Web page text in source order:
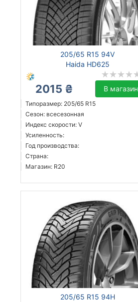
205/65 R15 94V
Haida HD625
2015 ₴ В магазин
Типоразмер: 205/65 R15
Сезон: всесезонная
Индекс скорости: V
Усиленность:
Год производства:
Страна:
Магазин: R20
205/65 R15 94H